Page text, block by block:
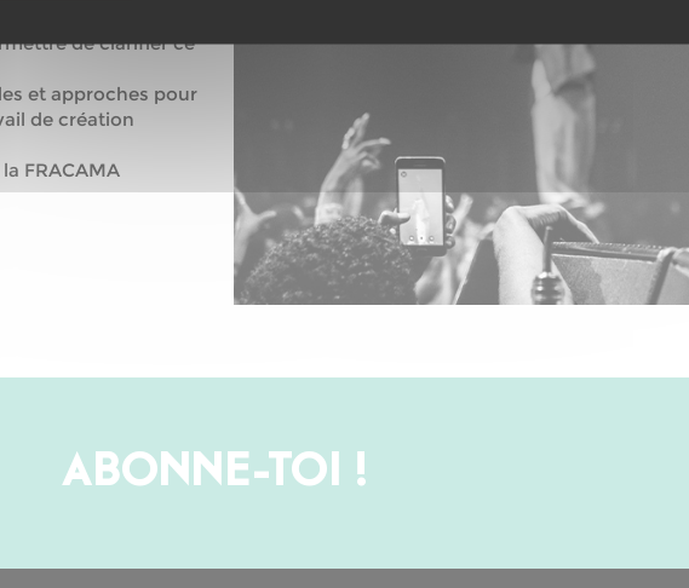
sacerdoce.
de clarifier ce
et approches pour
de création
FRACAMA
ABONNE-TOI !